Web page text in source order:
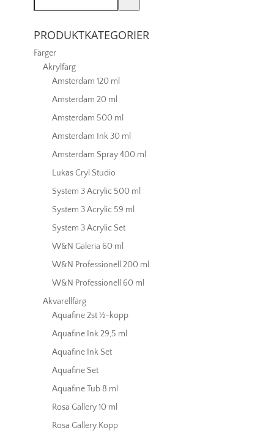
PRODUKTKATEGORIER
Färger
Akrylfärg
Amsterdam 120 ml
Amsterdam 20 ml
Amsterdam 500 ml
Amsterdam Ink 30 ml
Amsterdam Spray 400 ml
Lukas Cryl Studio
System 3 Acrylic 500 ml
System 3 Acrylic 59 ml
System 3 Acrylic Set
W&N Galeria 60 ml
W&N Professionell 200 ml
W&N Professionell 60 ml
Akvarellfärg
Aquafine 2st ½-kopp
Aquafine Ink 29,5 ml
Aquafine Ink Set
Aquafine Set
Aquafine Tub 8 ml
Rosa Gallery 10 ml
Rosa Gallery Kopp